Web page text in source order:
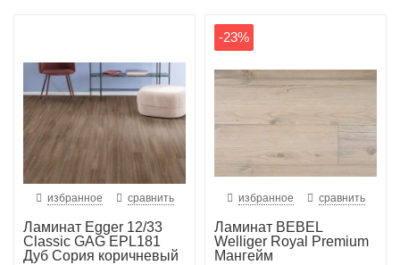
избранное сравнить
Ламинат Egger 12/33
Classic GAG EPL181
Дуб Сория коричневый
-23%
избранное сравнить
Ламинат BEBEL
Welliger Royal Premium
Мангейм